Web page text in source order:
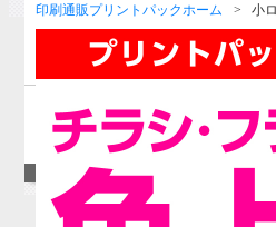
印刷通販プリントパックホーム 小